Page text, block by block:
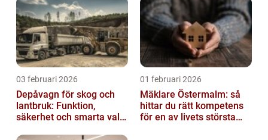
03 februari 2026
Depåvagn för skog och
lantbruk: Funktion,
säkerhet och smarta val
01 februari 2026
Mäklare Östermalm: så
hittar du rätt kompetens
för en av livets största